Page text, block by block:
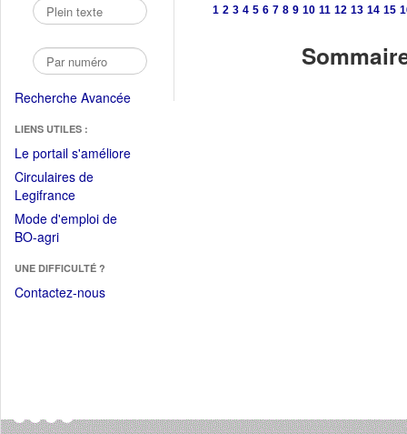
Recherche Avancée
LIENS UTILES :
Le portail s'améliore(Fichier
Circulaires de
Legifrance(Ouvrir
dans
une
fenêtre)
Mode d'emploi de
BO-agri(Ouvrir
une
nouvelle
UNE DIFFICULTÉ ?
Contactez-nous
1 2 3 4 5 6 7 8 9 10 11 12 13 14 15